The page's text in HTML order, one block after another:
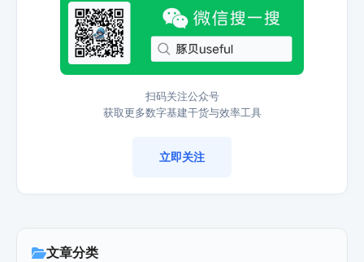
扫码关注公众号
获取更多数字基建干货与效率工具
立即关注
文章分类